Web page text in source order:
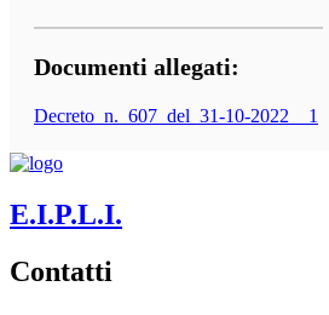
Documenti allegati:
Decreto_n._607_del_31-10-2022__1
E.I.P.L.I.
Contatti